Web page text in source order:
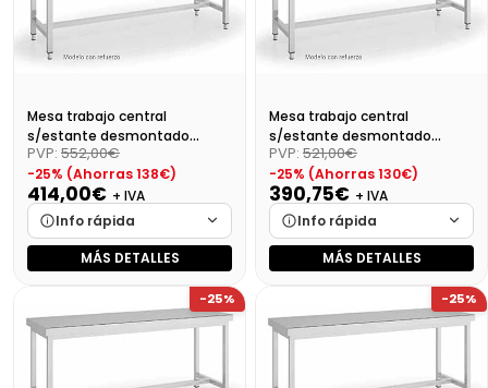
Mesa trabajo central
s/estante desmontado
Dim:1400X700X850 Mm
PVP: 552,00€
-25% (Ahorras 138€)
414,00€ + IVA
Info rápida
Marca
Cargando…
Cargando…
Disponibilidad
Cargando…
MÁS DETALLES
Mesa trabajo central
s/estante desmontado
Dim:1300X700X850 Mm
PVP: 521,00€
-25% (Ahorras 130€)
390,75€ + IVA
Info rápida
Marca
Cargando…
Cargando…
Disponibilidad
Cargando…
MÁS DETALLES
-25% -25%